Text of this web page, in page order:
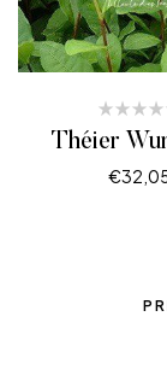
Théier
€